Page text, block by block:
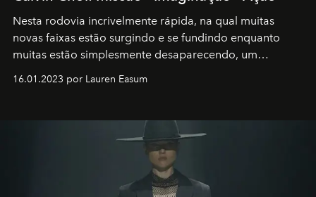
Nesta rodovia incrivelmente rápida, na qual muitas
novas faixas estão surgindo e se fundindo enquanto
muitas estão simplesmente desaparecendo, um
transportador AMTD abrindo caminho para muitos
por propósitos, com um claro senso de missão na vida e
16.01.2023 por Lauren Easum